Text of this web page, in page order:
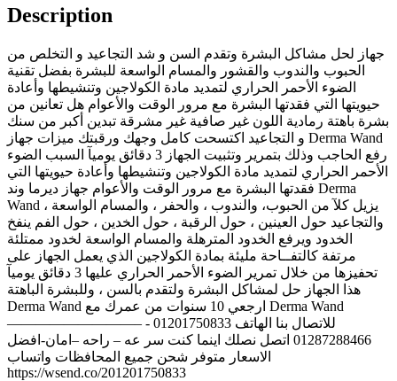
Description
جهاز لحل مشاكل البشرة وتقدم السن و شد التجاعيد و التخلص من
الحبوب والندوب والقشور والمسام الواسعة للبشرة بفضل تقنية
الضوء الأحمر الحراري لتمديد مادة الكولاجين وتنشيطها وأعادة
حيويتها التي فقدتها البشرة مع مرور الوقت والأعوام هل تعانين من
بشرة باهتة رمادية اللون غير صافية غير مشرقة تبدين أكبر من سنك
و التجاعيد اكتسحت كامل وجهك ورقبتك ميزات جهاز Derma Wand
رفع الحاجب وذلك بتمرير وتثبيت الجهاز 3 دقائق يوميآ السبب الضوء
الأحمر الحراري لتمديد مادة الكولاجين وتنشيطها وأعادة حيويتها التي
فقدتها البشرة مع مرور الوقت والأعوام جهاز ديرما وند Derma
Wand يزيل كلآ من الحبوب، والندوب ، والحفر ، والمسام الواسعة ،
والتجاعيد حول العينين ، حول الرقبة ، حول الخدين ، حول الفم ينفخ
الخدود ويرفع الخدود المترهلة والمسام الواسعة لخدود ممتلئة
مرتفة كالتفــاحة مليئة بمادة الكولاجين الذي يعمل الجهاز على
تحفيزها من خلال تمرير الضوء الأحمر الحراري عليها 3 دقائق يوميآ
هذا الجهاز حل لمشاكل البشرة ولتقدم بالسن ، وللبشرة الباهتة
Derma Wand ارجعي 10 سنوات من عمرك مع Derma Wand
—————————– للاتصال بنا الهاتف 01201750833 -
01287288466 اتصل نصلك اينما كنت سر عه – راحه –امان-افضل
الاسعار متوفر شحن جميع المحافظات واتساب
https://wsend.co/201201750833